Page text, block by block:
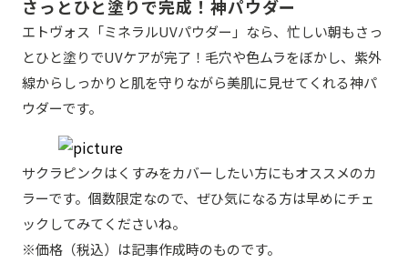
さっとひと塗りで完成！神パウダー
エトヴォス「ミネラルUVパウダー」なら、忙しい朝もさっ
とひと塗りでUVケアが完了！毛穴や色ムラをぼかし、紫外
線からしっかりと肌を守りながら美肌に見せてくれる神パ
ウダーです。
サクラピンクはくすみをカバーしたい方にもオススメのカ
ラーです。個数限定なので、ぜひ気になる方は早めにチェ
ックしてみてくださいね。
※価格（税込）は記事作成時のものです。